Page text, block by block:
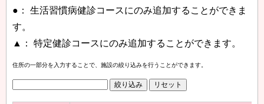
●： 生活習慣病健診コースにのみ追加することができま
す。
▲： 特定健診コースにのみ追加することができます。
住所の一部分を入力することで、施設の絞り込みを行うことができます。